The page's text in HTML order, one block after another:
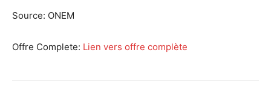
Source: ONEM
Offre Complete: Lien vers offre complète